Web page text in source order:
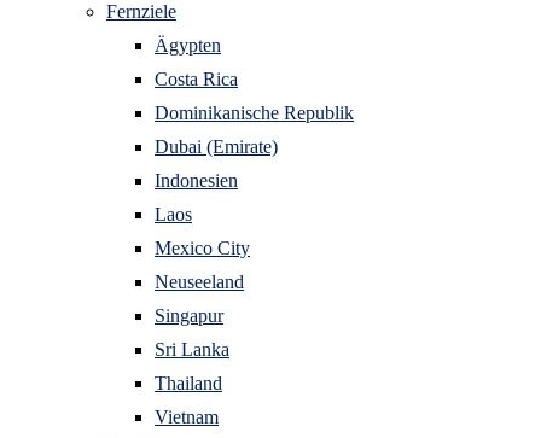
Fernziele
Ägypten
Costa Rica
Dominikanische Republik
Dubai (Emirate)
Indonesien
Laos
Mexico City
Neuseeland
Singapur
Sri Lanka
Thailand
Vietnam